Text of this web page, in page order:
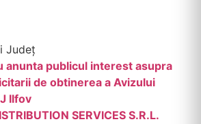
Județ
anunta publicul interest asupra
de obtinerea a Avizului
Ilfov
SERVICES S.R.L.